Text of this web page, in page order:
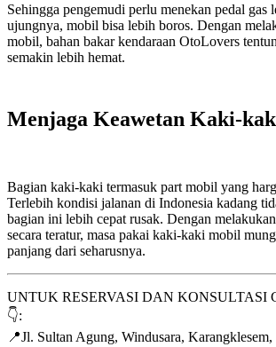
Sehingga pengemudi perlu menekan pedal gas
ujungnya, mobil bisa lebih boros. Dengan
mobil, bahan bakar kendaraan OtoLovers
semakin lebih hemat.
Menjaga Keawetan Kaki-
Bagian kaki-kaki termasuk part mobil yang
Terlebih kondisi jalanan di Indonesia kadang
bagian ini lebih cepat rusak. Dengan
secara teratur, masa pakai kaki-kaki mobil
panjang dari seharusnya.
UNTUK RESERVASI DAN KONSULTASI
👇:
📍Jl. Sultan Agung, Windusara,